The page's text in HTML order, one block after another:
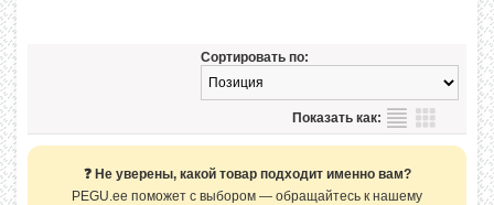
Сортировать по:
Показать как:
❓ Не уверены, какой товар подходит именно вам?
PEGU.ee поможет с выбором — обращайтесь к нашему